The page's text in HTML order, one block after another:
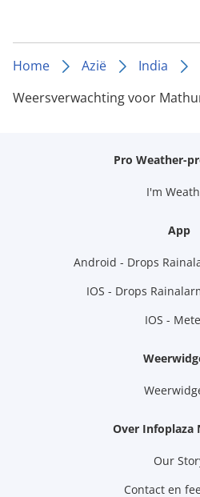
Home Azië India
Weersverwachting voor
Pro Weather-
I'm
App
Android - Drops
IOS - Drops
IOS -
Over Infoplaza
Our
Contact en